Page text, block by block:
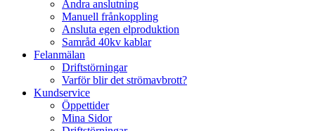
Ändra anslutning
Manuell frånkoppling
Ansluta egen elproduktion
Samråd 40kv kablar
Felanmälan
Driftstörningar
Varför blir det strömavbrott?
Kundservice
Öppettider
Mina Sidor